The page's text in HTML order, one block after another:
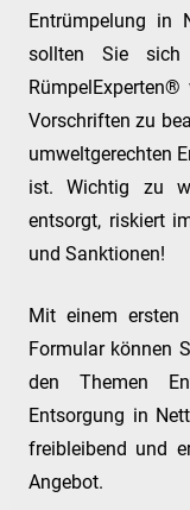
Entrümpelung in
sollten Sie
Vorschriften zu
umweltgerechten
ist. Wichtig zu
entsorgt, riskiert
und Sanktionen!
Mit einem ersten
Formular können
den Themen
Entsorgung in
freibleibend und
Angebot.